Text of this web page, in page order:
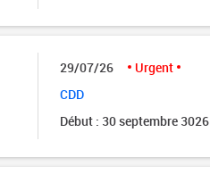
29/07/26
Urgent
CDD
Début : 30 septembre 3026